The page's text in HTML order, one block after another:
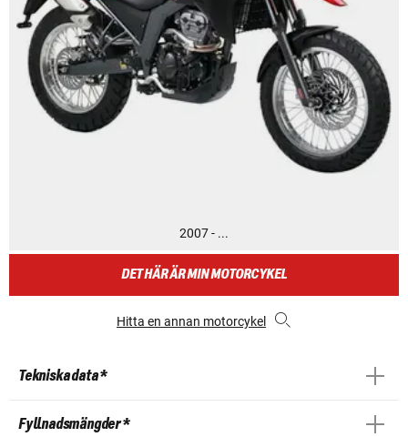
2007 - ...
DET HÄR ÄR MIN MOTORCYKEL
Hitta en annan motorcykel
Tekniska data *
Fyllnadsmängder *